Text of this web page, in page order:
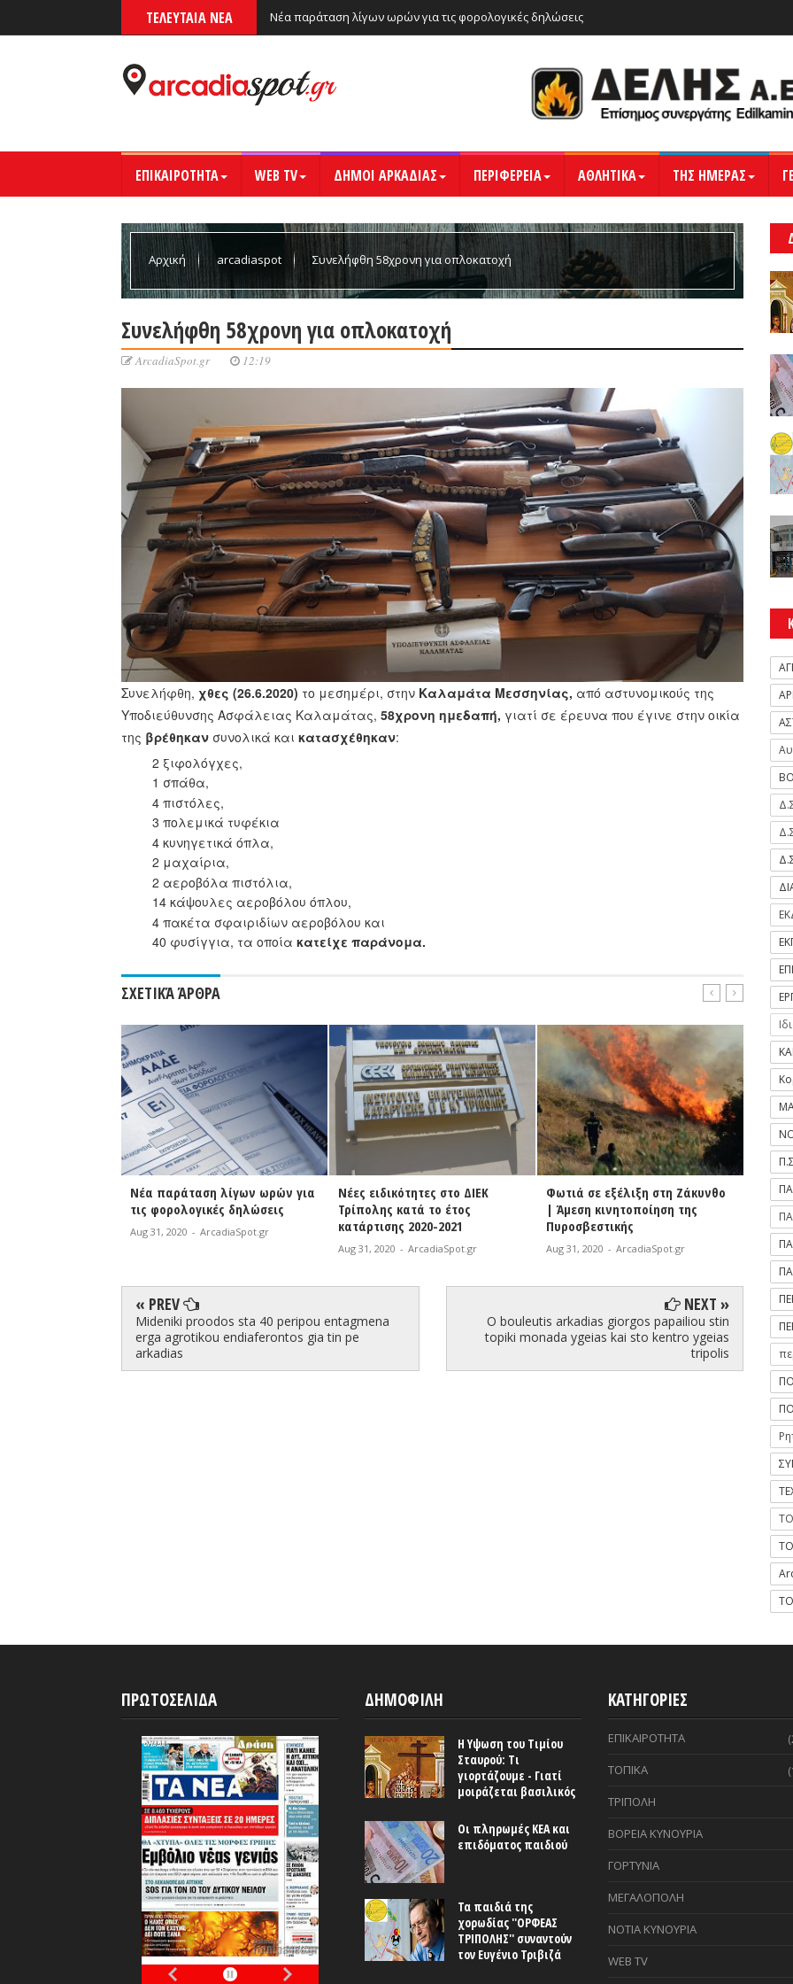
ΤΕΛΕΥΤΑΙΑ ΝΕΑ Νέα παράταση λίγων ωρών για τις φορολογικές δηλώσεις
ΕΠΙΚΑΙΡΟΤΗΤΑ WEB TV ΔΗΜΟΙ ΑΡΚΑΔΙΑΣ ΠΕΡΙΦΕΡΕΙΑ ΑΘΛΗΤΙΚΑ ΤΗΣ ΗΜΕΡΑΣ
Αρχική arcadiaspot Συνελήφθη 58χρονη για οπλοκατοχή
Συνελήφθη 58χρονη για οπλοκατοχή
ArcadiaSpot.gr 12:19
Συνελήφθη, χθες (26.6.2020) το μεσημέρι, στην Καλαμάτα Μεσσηνίας, από αστυνομικούς της
Υποδιεύθυνσης Ασφάλειας Καλαμάτας, 58χρονη ημεδαπή, γιατί σε έρευνα που έγινε στην οικία
της βρέθηκαν συνολικά και κατασχέθηκαν:
2 ξιφολόγχες,
1 σπάθα,
4 πιστόλες,
3 πολεμικά τυφέκια
4 κυνηγετικά όπλα,
2 μαχαίρια,
2 αεροβόλα πιστόλια,
14 κάψουλες αεροβόλου όπλου,
4 πακέτα σφαιριδίων αεροβόλου και
40 φυσίγγια, τα οποία κατείχε παράνομα.
ΣΧΕΤΙΚΆ ΆΡΘΡΑ
Νέες ειδικότητες στο ΔΙΕΚ
Τρίπολης κατά το έτος
κατάρτισης 2020-2021
Φωτιά σε εξέλιξη στη Ζάκυνθο
| Άμεση κινητοποίηση της
Πυροσβεστικής
Aug 31, 2020 - ArcadiaSpot.gr
ΔΗ.Κ.Ε.Γ. | Χορήγηση
υποτροφιών του ΕΑΠ στους
κοινωνικά ασθενέστερους
Aug 31, 2020 - ArcadiaSpot.gr
σε
Aug
« PREV
Mideniki proodos sta 40 peripou entagmena
erga agrotikou endiaferontos gia tin pe
arkadias
NEXT »
O bouleutis arkadias giorgos papailiou stin
topiki monada ygeias kai sto kentro ygeias
tripolis
ΠΡΩΤΟΣΕΛΙΔΑ ΔΗΜΟΦΙΛΗ
Η Υψωση του Τιμίου
Σταυρού: Τι
γιορτάζουμε - Γιατί
μοιράζεται βασιλικός
Οι πληρωμές ΚΕΑ και
επιδόματος παιδιού
Τα παιδιά της
χορωδίας ''ΟΡΦΕΑΣ
ΤΡΙΠΟΛΗΣ'' συναντούν
τον Ευγένιο Τριβιζά
ΚΑΤΗΓΟΡΙΕΣ
ΕΠΙΚΑΙΡΟΤΗΤΑ
ΤΟΠΙΚΑ
ΤΡΙΠΟΛΗ
ΒΟΡΕΙΑ ΚΥΝΟΥΡΙΑ
ΓΟΡΤΥΝΙΑ
ΜΕΓΑΛΟΠΟΛΗ
ΝΟΤΙΑ ΚΥΝΟΥΡΙΑ
WEB TV